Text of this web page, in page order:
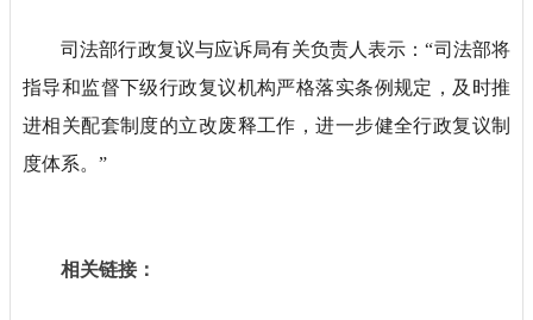
司法部行政复议与应诉局有关负责人表示：“司法部将
指导和监督下级行政复议机构严格落实条例规定，及时推
进相关配套制度的立改废释工作，进一步健全行政复议制
度体系。”
相关链接：